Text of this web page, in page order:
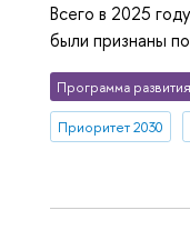
Всего в 2025
были признаны
Программа
Приоритет 2030